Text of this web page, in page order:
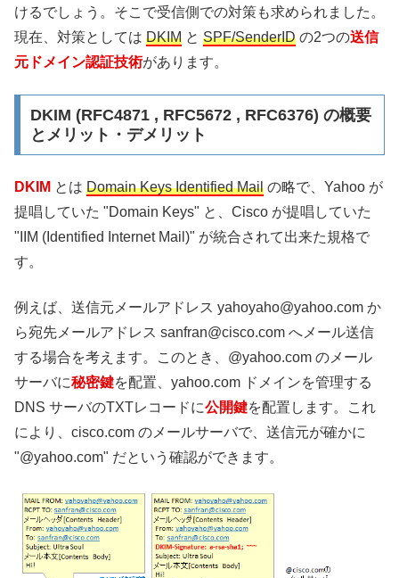
けるでしょう。そこで受信側での対策も求められました。
現在、対策としては DKIM と SPF/SenderID の2つの送信
元ドメイン認証技術があります。
DKIM (RFC4871 , RFC5672 , RFC6376) の概要
とメリット・デメリット
DKIM とは Domain Keys Identified Mail の略で、Yahoo が
提唱していた "Domain Keys" と、Cisco が提唱していた
"IIM (Identified Internet Mail)" が統合されて出来た規格で
す。
例えば、送信元メールアドレス yahoyaho@yahoo.com か
ら宛先メールアドレス sanfran@cisco.com へメール送信
する場合を考えます。このとき、@yahoo.com のメール
サーバに秘密鍵を配置、yahoo.com ドメインを管理する
DNS サーバのTXTレコードに公開鍵を配置します。これ
により、cisco.com のメールサーバで、送信元が確かに
"@yahoo.com" だという確認ができます。